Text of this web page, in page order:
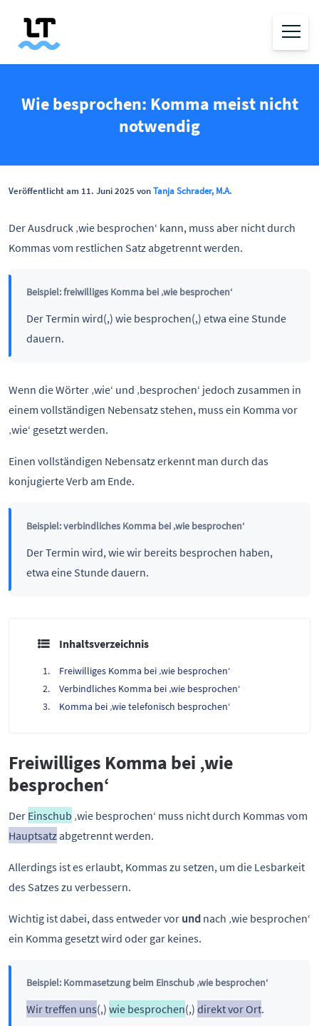
Wie besprochen: Komma meist nicht
notwendig
Veröffentlicht am 11. Juni 2025 vonTanja Schrader, M.A.
Der Ausdruck ‚wie besprochen‘ kann, muss aber nicht durch
Kommas vom restlichen Satz abgetrennt werden.
Beispiel: freiwilliges Komma bei ‚wie besprochen‘
Der Termin wird(,) wie besprochen(,) etwa eine Stunde
dauern.
Wenn die Wörter ‚wie‘ und ‚besprochen‘ jedoch zusammen in
einem vollständigen Nebensatz stehen, muss ein Komma vor
‚wie‘ gesetzt werden.
Einen vollständigen Nebensatz erkennt man durch das
konjugierte Verb am Ende.
Beispiel: verbindliches Komma bei ‚wie besprochen‘
Der Termin wird, wie wir bereits besprochen haben,
etwa eine Stunde dauern.
Inhaltsverzeichnis
Freiwilliges Komma bei ‚wie besprochen‘
Verbindliches Komma bei ‚wie besprochen‘
Komma bei ‚wie telefonisch besprochen‘
Freiwilliges Komma bei ‚wie
besprochen‘
Der Einschub ‚wie besprochen‘ muss nicht durch Kommas vom
Hauptsatzabgetrennt werden.
Allerdings ist es erlaubt, Kommas zu setzen, um die Lesbarkeit
des Satzes zu verbessern.
Wichtig ist dabei, dass entweder vor und nach ‚wie besprochen‘
ein Komma gesetzt wird oder gar keines.
Beispiel: Kommasetzung beim Einschub ‚wie besprochen‘
Wir treffen uns(,) wie besprochen(,) direkt vor Ort.